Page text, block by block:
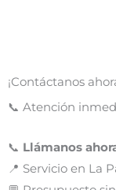
¡Contáctanos
📞 Atención
📞 Llámanos
📍 Servicio en La